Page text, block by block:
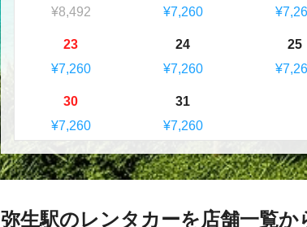
¥8,492
¥7,260
23
¥7,260
24
¥7,260
25
30
¥7,260
31
¥7,260
弥生駅のレンタカーを店舗一覧か